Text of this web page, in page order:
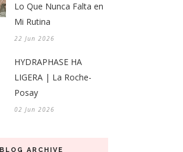
Lo Que Nunca Falta en
Mi Rutina
22 Jun 2026
HYDRAPHASE HA
LIGERA | La Roche-
Posay
02 Jun 2026
BLOG ARCHIVE